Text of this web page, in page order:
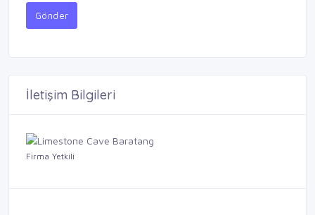
Gönder
İletişim Bilgileri
Firma Yetkili